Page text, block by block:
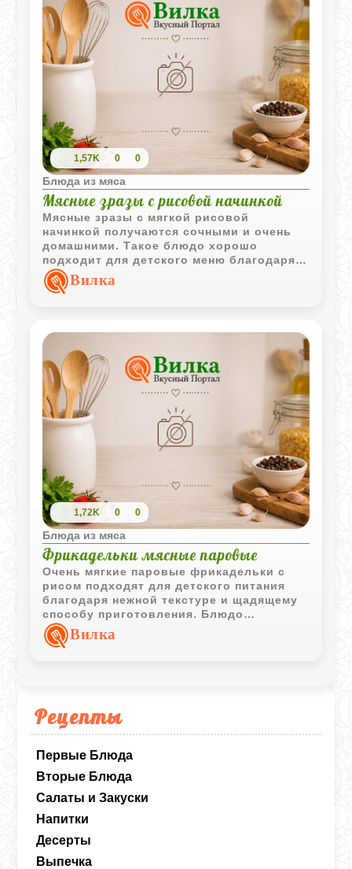
Рецепты
Первые Блюда
Вторые Блюда
Салаты и Закуски
Напитки
Десерты
Выпечка
1,57K 0 0
Блюда из мяса
Мясные зразы с рисовой начинкой
Мясные зразы с мягкой рисовой
начинкой получаются сочными и очень
домашними. Такое блюдо хорошо
подходит для детского меню благодаря
простой начинке и деликатному способу
приготовления.
Вилка
1,72K 0 0
Блюда из мяса
Фрикадельки мясные паровые
Очень мягкие паровые фрикадельки с
рисом подходят для детского питания
благодаря нежной текстуре и щадящему
способу приготовления. Блюдо
получается легким, сочным и удобным
для маленьких детей.
Вилка